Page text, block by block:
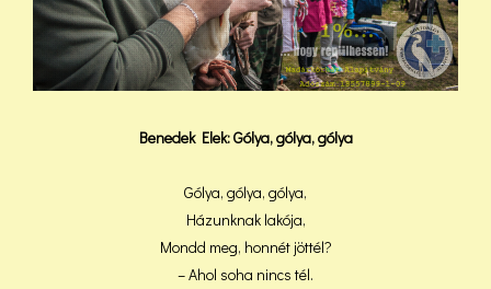
Benedek Elek: Gólya, gólya, gólya
Gólya, gólya, gólya,
Házunknak lakója,
Mondd meg, honnét jöttél?
– Ahol soha nincs tél.